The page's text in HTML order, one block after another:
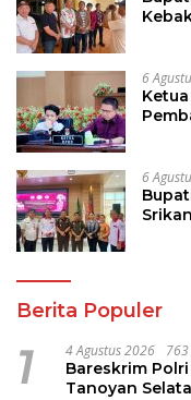
6
6
Berita Populer
1 4 Agustus 2026
Bareskrim
Tanoyan